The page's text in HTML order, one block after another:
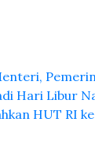
Hari Libur
HUT RI